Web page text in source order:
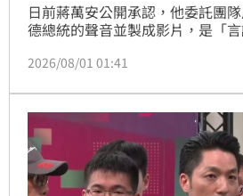
日前蔣萬安公開承認，他委託團
德總統的聲音並製成影片，是「
深偽蔣萬安的音檔，質問蔣萬安可
2026/08/01 01:41